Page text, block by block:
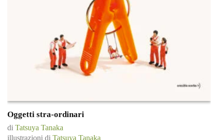
Oggetti stra-ordinari
di Tatsuya Tanaka
illustrazioni di Tatsuya Tanaka